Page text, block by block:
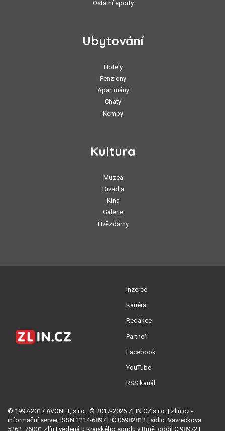
Ostatní sporty
Ubytování
Hotely
Penziony
Apartmány
Chaty
Kempy
Kultura
Muzea
Divadla
Kina
Galerie
Hvězdárny
Inzerce
Kariéra
Redakce
Partneři
Facebook
YouTube
RSS kanál
© 1997-2017 AVONET, s.r.o., © 2017-2026 ZLIN.CZ s.r.o. | Zlin.cz -
informační server, ISSN 1214-6897 | IČ 05982812 | sídlo: Vavrečkova
5262, 76001 Zlín | vedená u Krajského soudu v Brně, oddíl C 98972 |